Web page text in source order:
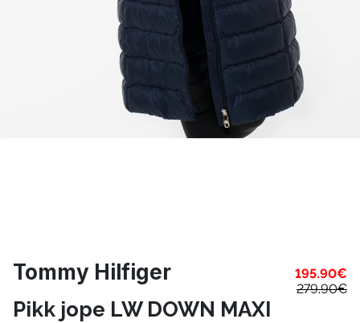
Tommy Hilfiger 195.90€
279.90€
Pikk jope LW DOWN MAXI